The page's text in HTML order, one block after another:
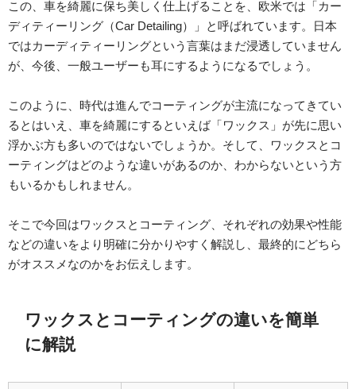
この、車を綺麗に保ち美しく仕上げることを、欧米では「カー
ディティーリング（Car Detailing）」と呼ばれています。日本
ではカーディティーリングという言葉はまだ浸透していません
が、今後、一般ユーザーも耳にするようになるでしょう。
このように、時代は進んでコーティングが主流になってきてい
るとはいえ、車を綺麗にするといえば「ワックス」が先に思い
浮かぶ方も多いのではないでしょうか。そして、ワックスとコ
ーティングはどのような違いがあるのか、わからないという方
もいるかもしれません。
そこで今回はワックスとコーティング、それぞれの効果や性能
などの違いをより明確に分かりやすく解説し、最終的にどちら
がオススメなのかをお伝えします。
ワックスとコーティングの違いを簡単
に解説